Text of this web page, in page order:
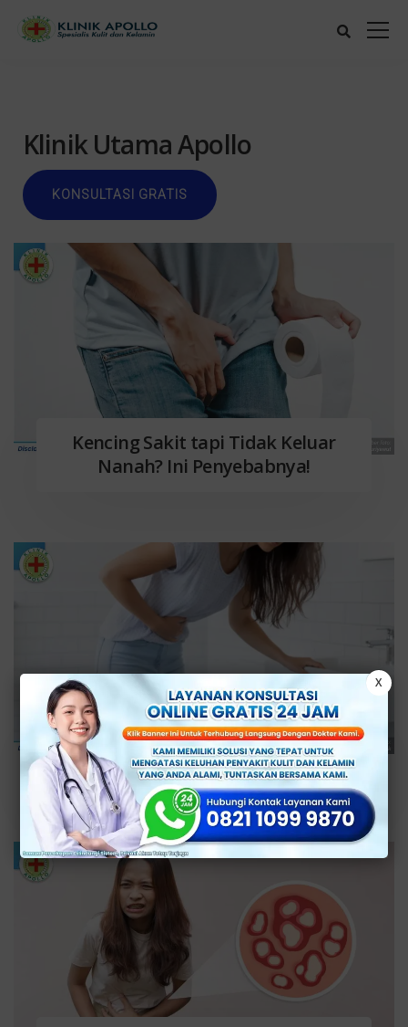
Klinik Utama Apollo
KONSULTASI GRATIS
Kencing Sakit tapi Tidak Keluar
Nanah? Ini Penyebabnya!
Kencing Sakit Setelah
Berhubungan? Ini Penyebabnya!
X